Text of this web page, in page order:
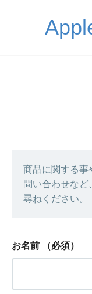
商品に関する事
問い合わせな
尋ねください。
お名前 （必須）